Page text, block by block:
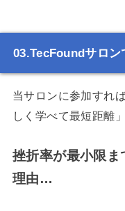
TecFoundサロン
当サロンに参加すれ
しく学べて最短距離
挫折率が最小限ま
理由…